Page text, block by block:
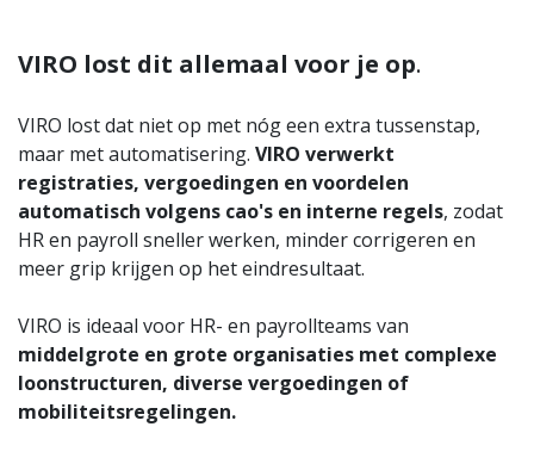
VIRO lost dit allemaal voor je op.
VIRO lost dat niet op met nóg een extra tussenstap,
maar met automatisering. VIRO verwerkt
registraties, vergoedingen en voordelen
automatisch volgens cao's en interne regels, zodat
HR en payroll sneller werken, minder corrigeren en
meer grip krijgen op het eindresultaat.
VIRO is ideaal voor HR- en payrollteams van
middelgrote en grote organisaties met complexe
loonstructuren, diverse vergoedingen of
mobiliteitsregelingen.